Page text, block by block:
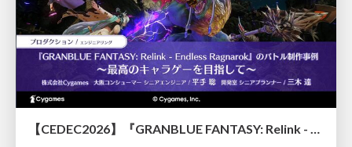
【CEDEC2026】『GRANBLUE FANTASY: Relink - Endless Ragnarok』のバトル制作事例 ～最高のキャラゲーを目指して～